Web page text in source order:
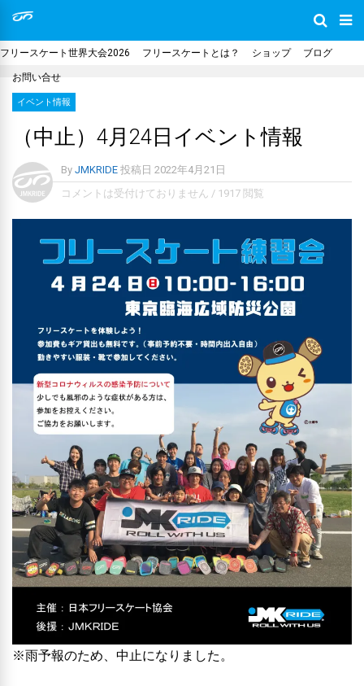
フリースケート世界大会2026 フリースケートとは？ ショップ ブログ
お問い合せ
イベント情報
（中止）4月24日イベント情報
By JMKRIDE 投稿日 2022年4月21日
コメントは受付けておりません / 1917 閲覧
※雨予報のため、中止になりました。